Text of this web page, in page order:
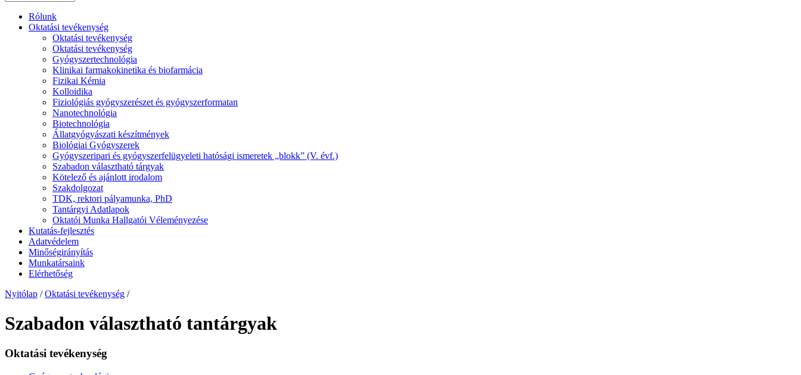
Rólunk
Oktatási tevékenység
Oktatási tevékenység
Oktatási tevékenység
Gyógyszertechnológia
Klinikai farmakokinetika és biofarmácia
Fizikai Kémia
Kolloidika
Fiziológiás gyógyszerészet és gyógyszerformatan
Nanotechnológia
Biotechnológia
Állatgyógyászati készítmények
Biológiai Gyógyszerek
Gyógyszeripari és gyógyszerfelügyeleti hatósági ismeretek „blokk” (V. évf.)
Szabadon választható tárgyak
Kötelező és ajánlott irodalom
Szakdolgozat
TDK, rektori pályamunka, PhD
Tantárgyi Adatlapok
Oktatói Munka Hallgatói Véleményezése
Kutatás-fejlesztés
Adatvédelem
Minőségirányítás
Munkatársaink
Elérhetőség
Nyitólap / Oktatási tevékenység /
Szabadon választható tantárgyak
Oktatási tevékenység